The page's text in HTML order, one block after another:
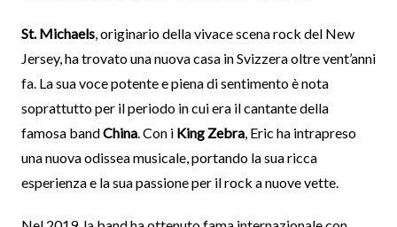
St. Michaels, originario della vivace scena rock del New
Jersey, ha trovato una nuova casa in Svizzera oltre vent’anni
fa. La sua voce potente e piena di sentimento è nota
soprattutto per il periodo in cui era il cantante della
famosa bandChina. Con i King Zebra, Eric ha intrapreso
una nuova odissea musicale, portando la sua ricca
esperienza e la sua passione per il rock a nuove vette.